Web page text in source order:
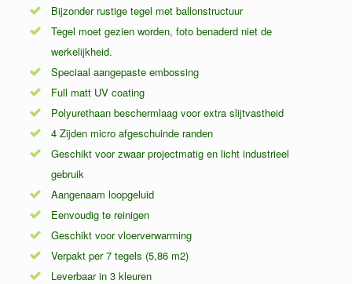
Bijzonder rustige tegel met ballonstructuur
Tegel moet gezien worden, foto benaderd niet de
werkelijkheid.
Speciaal aangepaste embossing
Full matt UV coating
Polyurethaan beschermlaag voor extra slijtvastheid
4 Zijden micro afgeschuinde randen
Geschikt voor zwaar projectmatig en licht industrieel
gebruik
Aangenaam loopgeluid
Eenvoudig te reinigen
Geschikt voor vloerverwarming
Verpakt per 7 tegels (5,86 m2)
Leverbaar in 3 kleuren